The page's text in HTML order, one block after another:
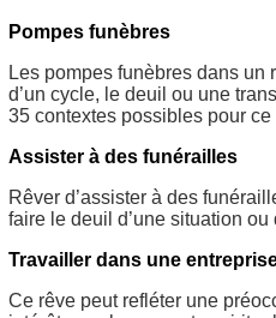
Pompes funèbres
Les pompes funèbres dans un
d’un cycle, le deuil ou une
35 contextes possibles pour
Assister à des funérailles
Rêver d’assister à des
faire le deuil d’une situation ou
Travailler dans une
Ce rêve peut refléter une